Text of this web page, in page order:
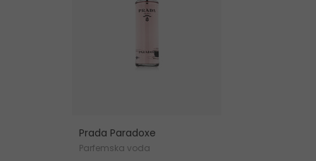
Prada Paradoxe
Parfemska voda